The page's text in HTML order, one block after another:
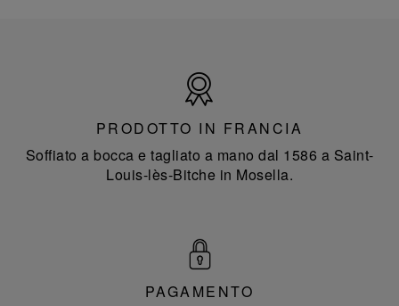
Francia
PRODOTTO IN FRANCIA
Soffiato a bocca e tagliato a mano dal 1586 a Saint-
Louis-lès-Bitche in Mosella.
PAGAMENTO